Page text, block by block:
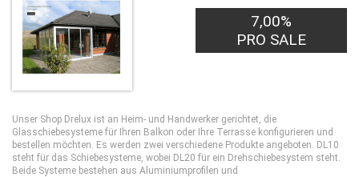
7,00%
PRO SALE
Unser Shop Drelux ist an Heim- und Handwerker gerichtet, die
Glasschiebesysteme für Ihren Balkon oder Ihre Terrasse konfigurieren und
bestellen möchten. Es werden zwei verschiedene Produkte angeboten. DL10
steht für das Schiebesysteme, wobei DL20 für ein Drehschiebesystem steht.
Beide Systeme bestehen aus Aluminiumprofilen und